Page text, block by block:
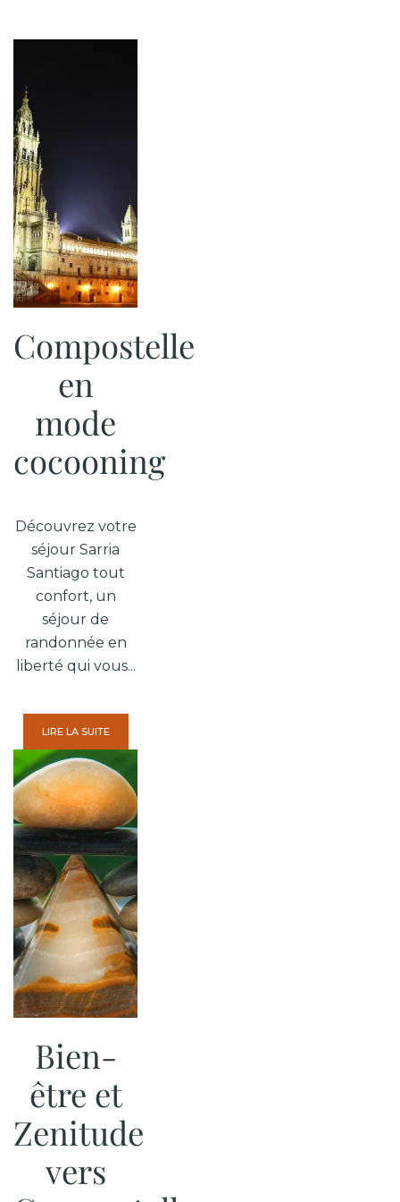
Compostelle
en
mode
cocooning
Découvrez votre
séjour Sarria
Santiago tout
confort, un
séjour de
randonnée en
liberté qui vous...
LIRE LA SUITE
Bien-
être et
Zenitude
vers